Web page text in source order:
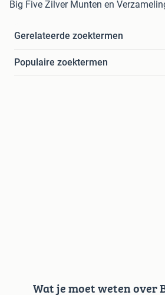
Big Five Zilver Munten en
Gerelateerde zoektermen
Populaire zoektermen
Wat je moet weten over